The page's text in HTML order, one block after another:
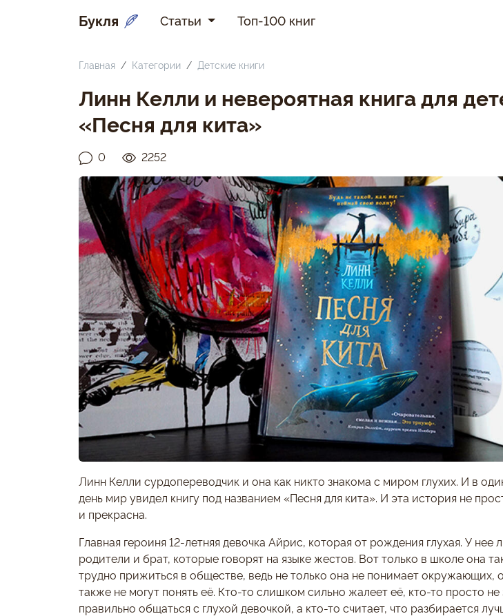
Букля Статьи Топ-100 книг
Главная Категории Детские книги
Линн Келли и невероятная книга для
«Песня для кита»
0 2252
Линн Келли сурдопереводчик и она как никто знакома с миром глухих. И в
день мир увидел книгу под названием «Песня для кита». И эта история не
и прекрасна.
Главная героиня 12-летняя девочка Айрис, которая от рождения глухая. У нее
родители и брат, которые говорят на языке жестов. Вот только в школе она
трудно прижиться в обществе, ведь не только она не понимает
также не могут понять её. Кто-то слишком сильно жалеет её, кто-то просто не
правильно общаться с глухой девочкой, а кто-то считает, что разбирается